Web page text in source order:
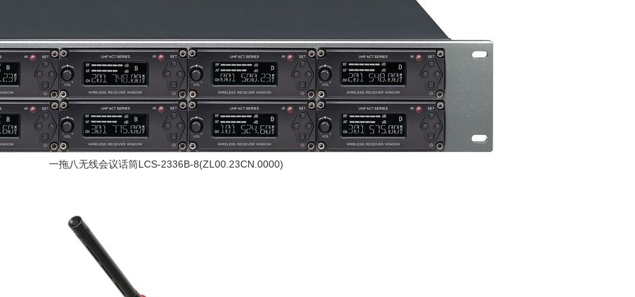
一拖八无线会议话筒LCS-2336B-8(ZL00.23CN.0000)